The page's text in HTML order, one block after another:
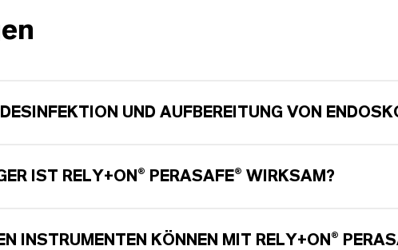
DESINFEKTION UND AUFBEREITUNG VON
IST RELY+ON ® PERASAFE® WIRKSAM?
INSTRUMENTEN KÖNNEN MIT RELY+ON ®